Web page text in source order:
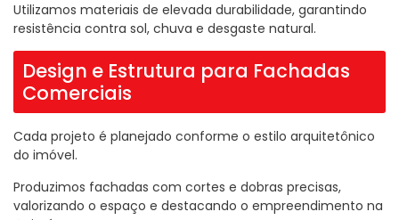
Utilizamos materiais de elevada durabilidade, garantindo
resistência contra sol, chuva e desgaste natural.
Design e Estrutura para Fachadas
Comerciais
Cada projeto é planejado conforme o estilo arquitetônico
do imóvel.
Produzimos fachadas com cortes e dobras precisas,
valorizando o espaço e destacando o empreendimento na